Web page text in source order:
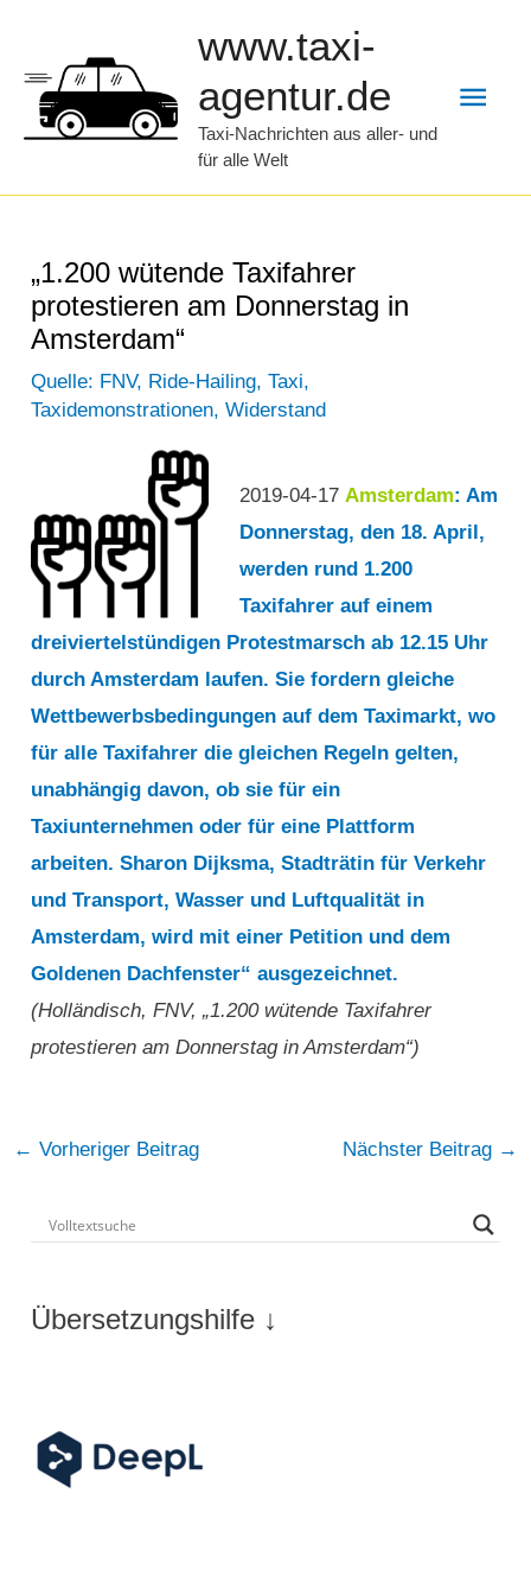
springen
www.taxi-
agentur.de
Taxi-Nachrichten aus aller- und
für alle Welt
„1.200 wütende Taxifahrer
protestieren am Donnerstag in
Amsterdam“
Quelle: FNV, Ride-Hailing,Taxi,
Taxidemonstrationen,Widerstand
2019-04-17 Amsterdam: Am
Donnerstag, den 18. April,
werden rund 1.200
Taxifahrer auf einem
dreiviertelstündigen Protestmarsch ab 12.15 Uhr
durch Amsterdam laufen. Sie fordern gleiche
Wettbewerbsbedingungen auf dem Taximarkt, wo
für alle Taxifahrer die gleichen Regeln gelten,
unabhängig davon, ob sie für ein
Taxiunternehmen oder für eine Plattform
arbeiten. Sharon Dijksma, Stadträtin für Verkehr
und Transport, Wasser und Luftqualität in
Amsterdam, wird mit einer Petition und dem
Goldenen Dachfenster“ ausgezeichnet.
(Holländisch, FNV, „1.200 wütende Taxifahrer
protestieren am Donnerstag in Amsterdam“)
Post
← Vorheriger Beitrag Nächster Beitrag →
Übersetzungshilfe ↓